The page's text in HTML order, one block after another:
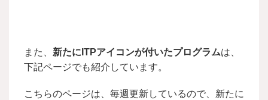
また、 新たにITPアイコンが付いたプログラムは、
下記ページでも紹介しています。
こちらのページは、毎週更新しているので、新たに